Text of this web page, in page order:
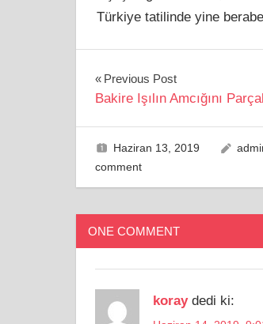
Türkiye tatilinde yine
Yazı
gezinmesi
Previous Post
Bakire Işılın Amcığını
Haziran 13, 2019
comment
ONE COMMENT
koray dedi ki: